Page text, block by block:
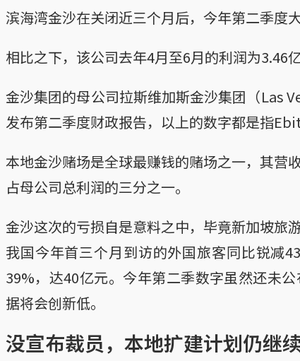
滨海湾金沙在关闭近三个月后，今年第二季度
相比之下，该公司去年4月至6月的利润为3.46
金沙集团的母公司拉斯维加斯金沙集团（Las
发布第二季度财政报告，以上的数字都是指
本地金沙赌场是全球最赚钱的赌场之一，其营
占母公司总利润的三分之一。
金沙这次的亏损自是意料之中，毕竟新加坡旅
我国今年首三个月到访的外国旅客同比锐减
39%，达40亿元。今年第二季数字虽然还未
据将会创新低。
没宣布裁员，本地扩建计划仍继